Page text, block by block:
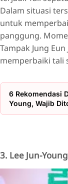
Dalam situasi
untuk
panggung.
Tampak Jung
memperbaiki tali
6 Rekomendasi
Young, Wajib
3. Lee Jun-